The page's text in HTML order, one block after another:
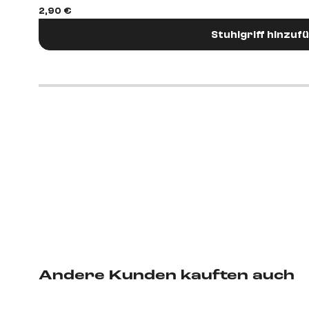
2,90 €
Stuhlgriff
Andere Kunden kauften auch